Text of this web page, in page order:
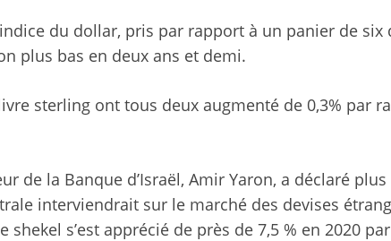
du dollar, pris par rapport à un panier de six
plus bas en deux ans et demi.
sterling ont tous deux augmenté de 0,3% par
de la Banque d’Israël, Amir Yaron, a déclaré
interviendrait sur le marché des devises
shekel s’est apprécié de près de 7,5 % en 2020